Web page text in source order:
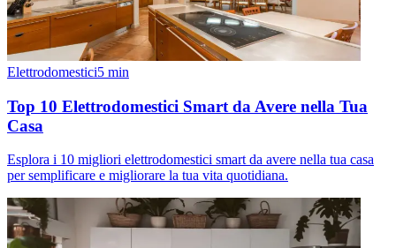
Elettrodomestici5 min
Top 10 Elettrodomestici Smart da Avere nella Tua
Casa
Esplora i 10 migliori elettrodomestici smart da avere nella tua casa
per semplificare e migliorare la tua vita quotidiana.